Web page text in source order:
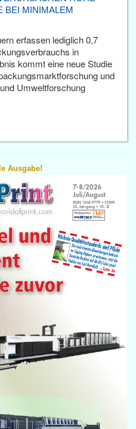
BEI MINIMALEM
erfassen lediglich 0,7
in
kommt eine neue Studie
und
Umweltforschung
Ausgabe!